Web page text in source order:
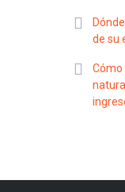
de su
Cómo